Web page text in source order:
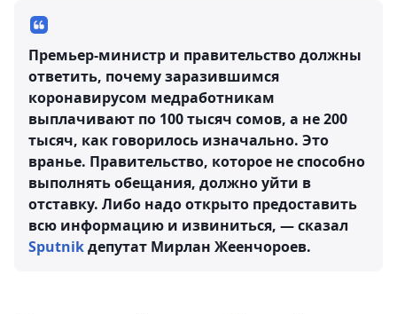
Премьер-министр и правительство должны
ответить, почему заразившимся
коронавирусом медработникам
выплачивают по 100 тысяч сомов, а не 200
тысяч, как говорилось изначально. Это
вранье. Правительство, которое не способно
выполнять обещания, должно уйти в
отставку. Либо надо открыто предоставить
всю информацию и извиниться, — сказал
Sputnikдепутат Мирлан Жеенчороев.